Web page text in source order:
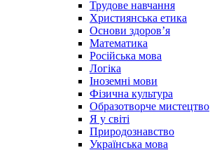
Трудове навчання
Християнська етика
Основи здоров’я
Математика
Російська мова
Логіка
Іноземні мови
Фізична культура
Образотворче мистецтво
Я у світі
Природознавство
Українська мова